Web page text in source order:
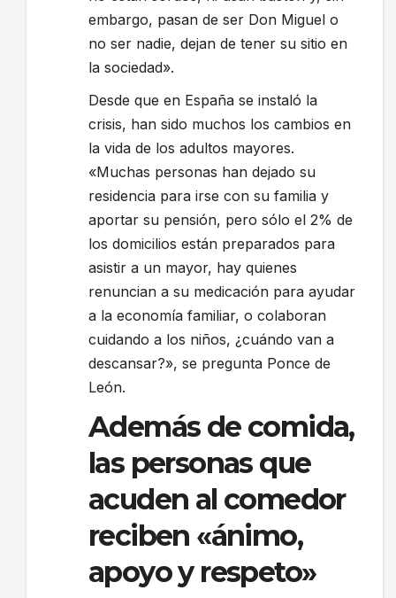
embargo, pasan de ser Don Miguel o
no ser nadie, dejan de tener su sitio en
la sociedad».
Desde que en España se instaló la
crisis, han sido muchos los cambios en
la vida de los adultos mayores.
«Muchas personas han dejado su
residencia para irse con su familia y
aportar su pensión, pero sólo el 2% de
los domicilios están preparados para
asistir a un mayor, hay quienes
renuncian a su medicación para ayudar
a la economía familiar, o colaboran
cuidando a los niños, ¿cuándo van a
descansar?», se pregunta Ponce de
León.
Además de comida,
las personas que
acuden al comedor
reciben «ánimo,
apoyo y respeto»